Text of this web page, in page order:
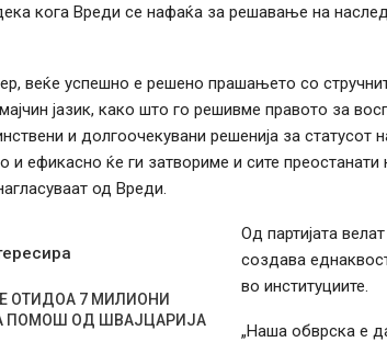
кога Вреди се нафаќа за решавање на
веќе успешно е решено прашањето со
јазик, како што го решивме правото за
и долгоочекувани решенија за статусот
и ефикасно ќе ги затвориме и сите
од Вреди.
ОТИДОА 7 МИЛИОНИ
ПОМОШ ОД ШВАЈЦАРИЈА
Од партијата
создава
во институциите.
„Наша обврска е